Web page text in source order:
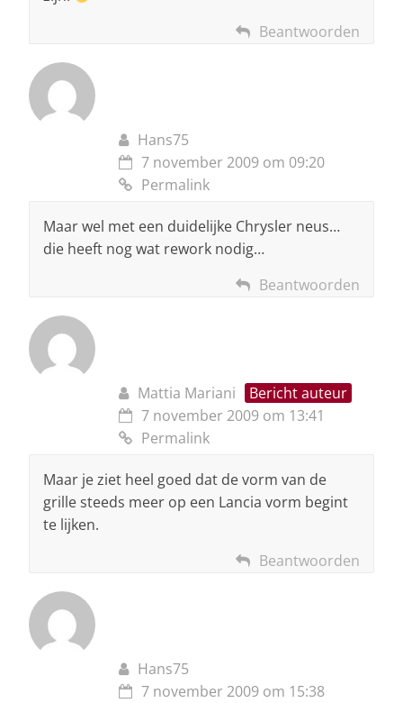
Beantwoorden
Hans75
7 november 2009 om 09:20
Permalink
Maar wel met een duidelijke Chrysler neus…
die heeft nog wat rework nodig…
Beantwoorden
Mattia Mariani
Bericht auteur
7 november 2009 om 13:41
Permalink
Maar je ziet heel goed dat de vorm van de
grille steeds meer op een Lancia vorm begint
te lijken.
Beantwoorden
Hans75
7 november 2009 om 15:38